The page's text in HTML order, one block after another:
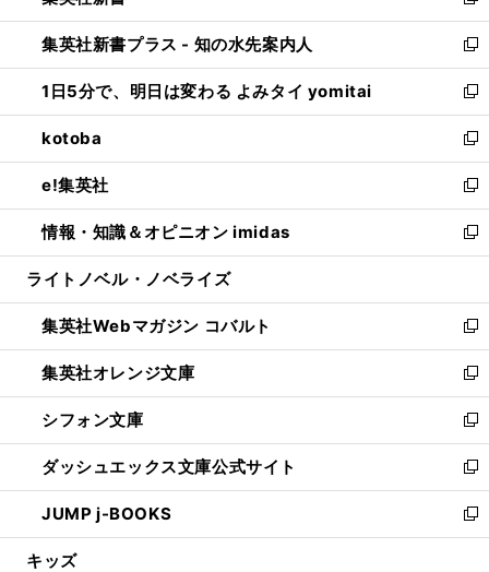
開
く
ン
ド
ウ
で
開
く
ウ
ィ
ン
ド
ウ
で
開
く
し
い
ウ
ィ
ン
ド
ウ
で
開
く
集英社新書プラス - 知の水先案内人
新
し
い
ウ
ィ
ン
ド
ウ
で
開
1日5分で、明日は変わる よみタイ yomitai
新
し
い
ウ
ィ
ン
ド
ウ
開
く
kotoba
新
し
い
ウ
ィ
ン
ウ
で
開
く
e!集英社
新
し
い
ウ
ン
ド
ウ
で
開
く
情報・知識＆オピニオン imidas
新
し
ウ
ィ
ン
ド
ウ
で
開
く
ライトノベル・ノベライズ
集英社Webマガジン コバルト
新
し
い
ウ
ィ
ン
ド
ウ
で
開
集英社オレンジ文庫
新
し
い
ウ
ィ
ン
ド
ウ
シフォン文庫
新
し
い
ウ
ィ
ン
ダッシュエックス文庫公式サイト
新
し
い
ウ
JUMP j-BOOKS
新
し
キッズ